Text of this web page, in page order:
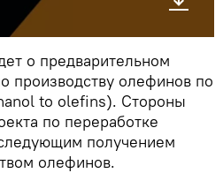
о предварительном
производству олефинов по
to olefins). Стороны
по переработке
получением
олефинов.